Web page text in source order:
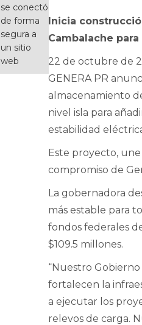
se conectó
de forma
segura a
un sitio
web
Inicia
Cambalache
22 de octubre de
GENERA PR
almacenamiento
nivel isla para
estabilidad
Este proyecto,
compromiso de
La gobernadora
más estable para
fondos federales
$109.5 millones.
“Nuestro
fortalecen la
a ejecutar los
relevos de carga.